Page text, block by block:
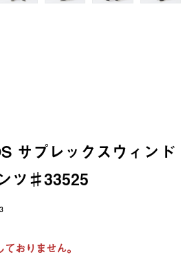
サプレックスウィンド
ツ♯33525
おりません。